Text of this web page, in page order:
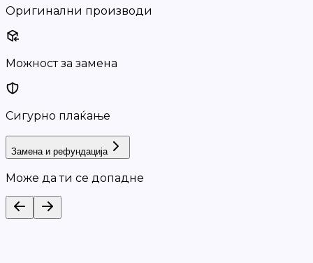
Оригинални производи
Можност за замена
Сигурно плаќање
Замена и рефундација
Може да ти се допадне